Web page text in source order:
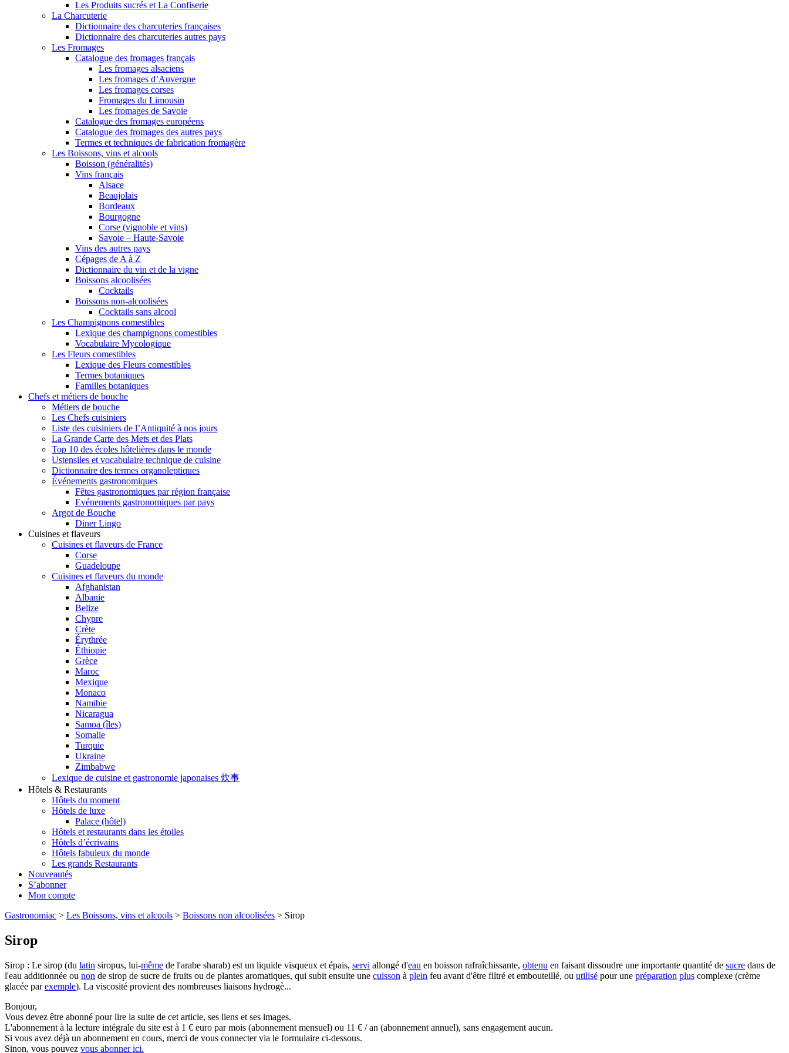
Les Produits sucrés et La Confiserie
La Charcuterie
Dictionnaire des charcuteries françaises
Dictionnaire des charcuteries autres pays
Les Fromages
Catalogue des fromages français
Les fromages alsaciens
Les fromages d’Auvergne
Les fromages corses
Fromages du Limousin
Les fromages de Savoie
Catalogue des fromages européens
Catalogue des fromages des autres pays
Termes et techniques de fabrication fromagère
Les Boissons, vins et alcools
Boisson (généralités)
Vins français
Alsace
Beaujolais
Bordeaux
Bourgogne
Corse (vignoble et vins)
Savoie – Haute-Savoie
Vins des autres pays
Cépages de A à Z
Dictionnaire du vin et de la vigne
Boissons alcoolisées
Cocktails
Boissons non-alcoolisées
Cocktails sans alcool
Les Champignons comestibles
Lexique des champignons comestibles
Vocabulaire Mycologique
Les Fleurs comestibles
Lexique des Fleurs comestibles
Termes botaniques
Familles botaniques
Chefs et métiers de bouche
Métiers de bouche
Les Chefs cuisiniers
Liste des cuisiniers de l’Antiquité à nos jours
La Grande Carte des Mets et des Plats
Top 10 des écoles hôtelières dans le monde
Ustensiles et vocabulaire technique de cuisine
Dictionnaire des termes organoleptiques
Événements gastronomiques
Fêtes gastronomiques par région française
Evénements gastronomiques par pays
Argot de Bouche
Diner Lingo
Cuisines et flaveurs
Cuisines et flaveurs de France
Corse
Guadeloupe
Cuisines et flaveurs du monde
Afghanistan
Albanie
Belize
Chypre
Crète
Érythrée
Éthiopie
Grèce
Maroc
Mexique
Monaco
Namibie
Nicaragua
Samoa (îles)
Somalie
Turquie
Ukraine
Zimbabwe
Lexique de cuisine et gastronomie japonaises 炊事
Hôtels & Restaurants
Hôtels du moment
Hôtels de luxe
Palace (hôtel)
Hôtels et restaurants dans les étoiles
Hôtels d’écrivains
Hôtels fabuleux du monde
Les grands Restaurants
Nouveautés
S’abonner
Mon compte
Gastronomiac > Les Boissons, vins et alcools > Boissons non alcoolisées > Sirop
Sirop
Sirop : Le sirop (du latin siropus, lui-même de l'arabe sharab) est un liquide visqueux et épais, servi allongé d'eau en boisson rafraîchissante, obtenu en faisant dissoudre une importante quantité de sucre dans de
l'eau additionnée ou non de sirop de sucre de fruits ou de plantes aromatiques, qui subit ensuite une cuisson à plein feu avant d'être filtré et embouteillé, ou utilisé pour une préparation plus complexe (crème
glacée parexemple). La viscosité provient des nombreuses liaisons hydrogè...
Bonjour,
Vous devez être abonné pour lire la suite de cet article, ses liens et ses images.
L'abonnement à la lecture intégrale du site est à 1 € euro par mois (abonnement mensuel) ou 11 € / an (abonnement annuel), sans engagement aucun.
Si vous avez déjà un abonnement en cours, merci de vous connecter via le formulaire ci-dessous.
Sinon, vous pouvez vous abonner ici.